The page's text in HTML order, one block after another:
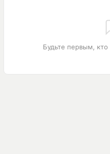
Будьте первым,